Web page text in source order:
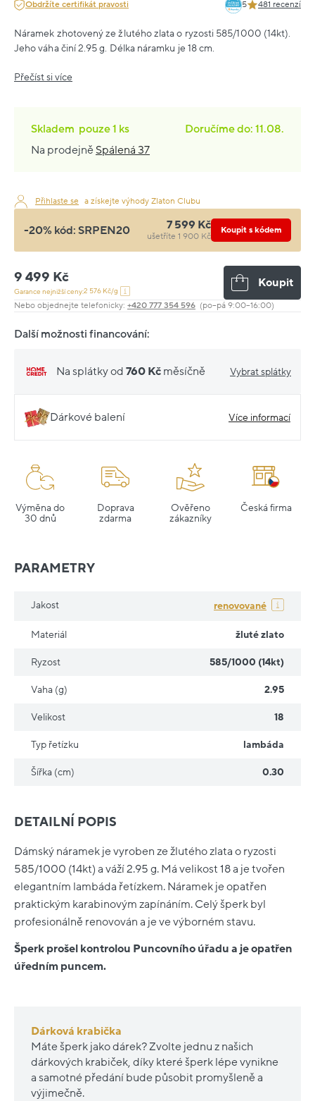
Obdržíte certifikát pravosti 5 481 recenzí
Náramek zhotovený ze žlutého zlata o ryzosti 585/1000 (14kt).
Jeho váha činí 2.95 g. Délka náramku je 18 cm.
Přečíst si více
Skladem pouze1 ks
Doručíme do: 11.08.
Na prodejně Spálená 37
Přihlaste se a získejte výhody Zlaton Clubu
-20% kód: SRPEN20 7 599 Kč
ušetříte 1 900 Kč
Koupit s kódem
9 499 Kč
Garance nejnižší ceny:2 576 Kč/g
Koupit
Nebo objednejte telefonicky: +420 777 354 596 (po–pá 9:00–16:00)
Další možnosti financování:
Na splátky od 760 Kč měsíčně Vybrat splátky
Dárkové balení Více informací
Výměna do
30 dnů
Doprava
zdarma
Ověřeno
zákazníky
Česká firma
DETAILNÍ POPIS
Dámský náramek je vyroben ze žlutého zlata o ryzosti
585/1000 (14kt) a váží 2.95 g. Má velikost 18 a je tvořen
elegantním lambáda řetízkem. Náramek je opatřen
praktickým karabinovým zapínáním. Celý šperk byl
profesionálně renovován a je ve výborném stavu.
Šperk prošel kontrolou Puncovního úřadu a je opatřen
úředním puncem.
Dárková krabička
Máte šperk jako dárek? Zvolte jednu z našich
dárkových krabiček, díky které šperk lépe vynikne
a samotné předání bude působit promyšleně a
výjimečně.
PARAMETRY
Jakost renovované
Materiál žluté zlato
Ryzost 585/1000 (14kt)
Vaha (g) 2.95
Velikost 18
Typ řetízku lambáda
Šířka (cm) 0.30